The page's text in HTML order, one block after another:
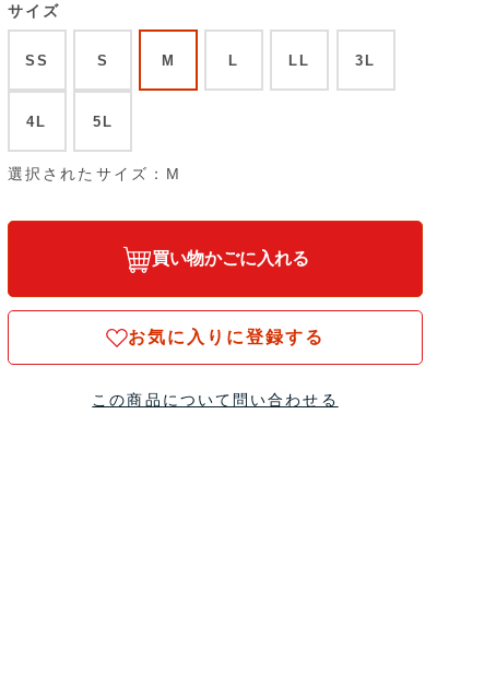
サイズ
SS S M L LL 3L
4L 5L
選択されたサイズ：M
買い物かごに入れる
お気に入りに登録する
この商品について問い合わせる